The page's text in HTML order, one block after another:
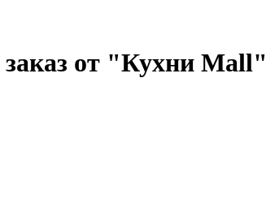
заказ от "Кухни Mall"